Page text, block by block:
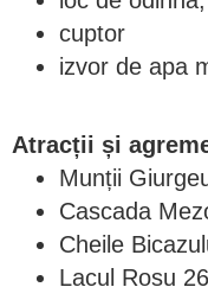
cuptor
izvor de apa
Atracții și
Munții
Cascada
Cheile
Lacul Roșu